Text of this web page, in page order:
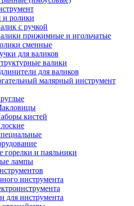
и ролики
с ручкой
прижимные и игольчатые
сменные
для валиков
валики
для валиков
малярный инструмент
кистей
горелки и паяльники
лампы
инструмента
для инструмента